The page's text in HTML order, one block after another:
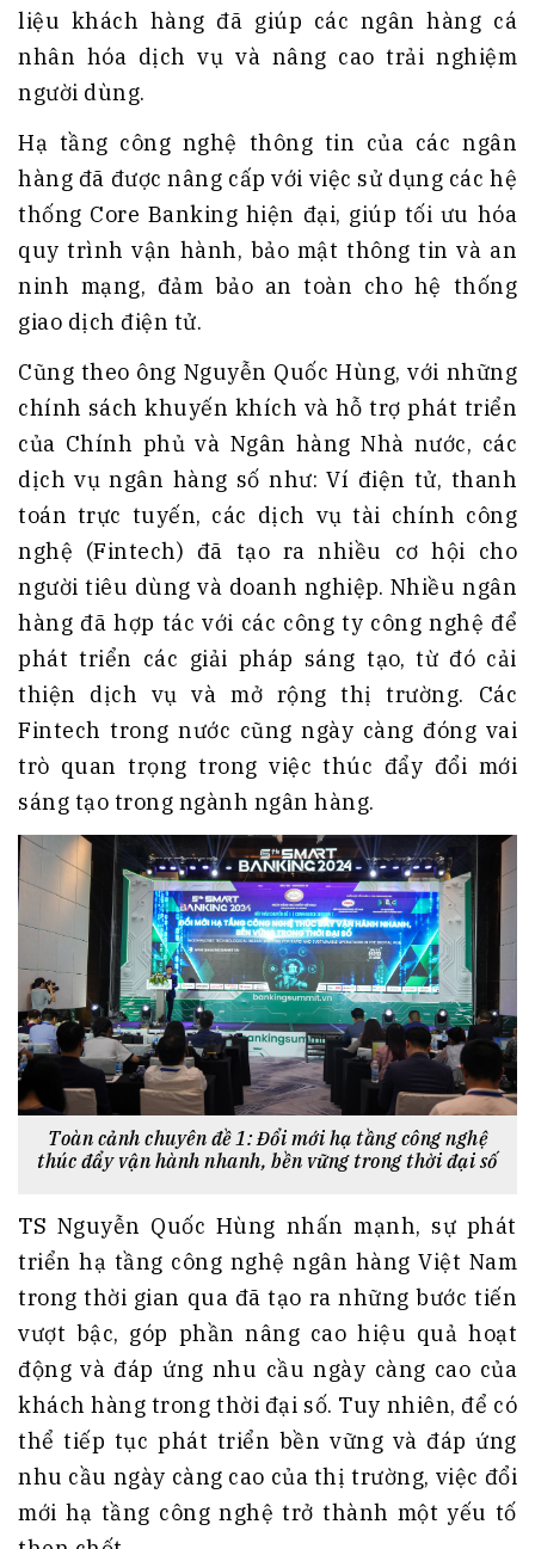
liệu khách hàng đã giúp các ngân hàng cá
nhân hóa dịch vụ và nâng cao trải nghiệm
người dùng.
Hạ tầng công nghệ thông tin của các ngân
hàng đã được nâng cấp với việc sử dụng các hệ
thống Core Banking hiện đại, giúp tối ưu hóa
quy trình vận hành, bảo mật thông tin và an
ninh mạng, đảm bảo an toàn cho hệ thống
giao dịch điện tử.
Cũng theo ông Nguyễn Quốc Hùng, với những
chính sách khuyến khích và hỗ trợ phát triển
của Chính phủ và Ngân hàng Nhà nước, các
dịch vụ ngân hàng số như: Ví điện tử, thanh
toán trực tuyến, các dịch vụ tài chính công
nghệ (Fintech) đã tạo ra nhiều cơ hội cho
người tiêu dùng và doanh nghiệp. Nhiều ngân
hàng đã hợp tác với các công ty công nghệ để
phát triển các giải pháp sáng tạo, từ đó cải
thiện dịch vụ và mở rộng thị trường. Các
Fintech trong nước cũng ngày càng đóng vai
trò quan trọng trong việc thúc đẩy đổi mới
sáng tạo trong ngành ngân hàng.
Toàn cảnh chuyên đề 1: Đổi mới hạ tầng công nghệ
thúc đẩy vận hành nhanh, bền vững trong thời đại số
TS Nguyễn Quốc Hùng nhấn mạnh, sự phát
triển hạ tầng công nghệ ngân hàng Việt Nam
trong thời gian qua đã tạo ra những bước tiến
vượt bậc, góp phần nâng cao hiệu quả hoạt
động và đáp ứng nhu cầu ngày càng cao của
khách hàng trong thời đại số. Tuy nhiên, để có
thể tiếp tục phát triển bền vững và đáp ứng
nhu cầu ngày càng cao của thị trường, việc đổi
mới hạ tầng công nghệ trở thành một yếu tố